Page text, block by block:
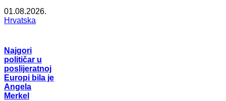
01.08.2026.
Hrvatska
Najgori
političar u
poslijeratnoj
Europi bila je
Angela
Merkel